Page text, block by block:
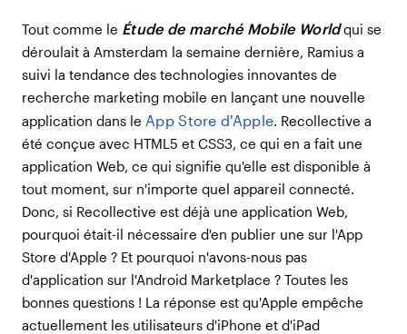
Tout comme le Étude de marché Mobile Worldqui se
déroulait à Amsterdam la semaine dernière, Ramius a
suivi la tendance des technologies innovantes de
recherche marketing mobile en lançant une nouvelle
application dans le App Store d'Apple. Recollective a
été conçue avec HTML5 et CSS3, ce qui en a fait une
application Web, ce qui signifie qu'elle est disponible à
tout moment, sur n'importe quel appareil connecté.
Donc, si Recollective est déjà une application Web,
pourquoi était-il nécessaire d'en publier une sur l'App
Store d'Apple ? Et pourquoi n'avons-nous pas
d'application sur l'Android Marketplace ? Toutes les
bonnes questions ! La réponse est qu'Apple empêche
actuellement les utilisateurs d'iPhone et d'iPad